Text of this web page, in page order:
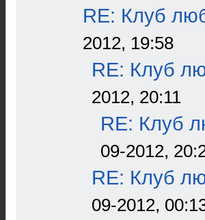
RE: Клуб
2012, 19:58
RE: Клуб
2012, 20:11
RE: Клуб
09-2012,
RE: Клуб
09-2012,